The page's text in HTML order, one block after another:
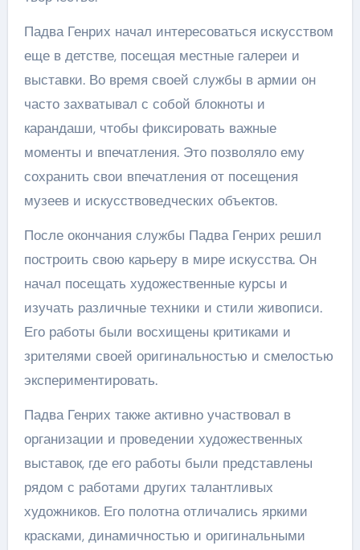
Падва Генрих начал интересоваться искусством
еще в детстве, посещая местные галереи и
выставки. Во время своей службы в армии он
часто захватывал с собой блокноты и
карандаши, чтобы фиксировать важные
моменты и впечатления. Это позволяло ему
сохранить свои впечатления от посещения
музеев и искусствоведческих объектов.
После окончания службы Падва Генрих решил
построить свою карьеру в мире искусства. Он
начал посещать художественные курсы и
изучать различные техники и стили живописи.
Его работы были восхищены критиками и
зрителями своей оригинальностью и смелостью
экспериментировать.
Падва Генрих также активно участвовал в
организации и проведении художественных
выставок, где его работы были представлены
рядом с работами других талантливых
художников. Его полотна отличались яркими
красками, динамичностью и оригинальными